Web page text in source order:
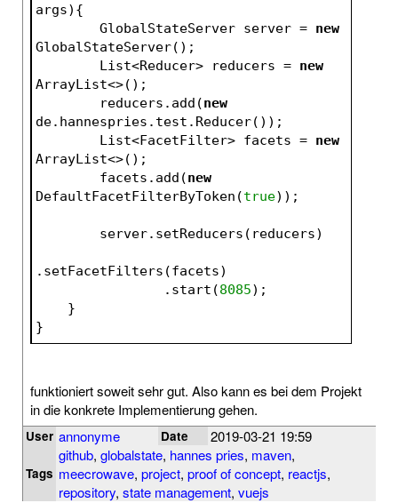
args) {
        GlobalStateServer server =
new
GlobalStateServer();
        List<Reducer> reducers =
new
ArrayList<>();
        reducers.add(
new
de.hannespries.test.Reducer());
        List<FacetFilter> facets =
new
ArrayList<>();
        facets.add(
new
DefaultFacetFilterByToken(true));
        server.setReducers(reducers)
.setFacetFilters(facets)
                .start(
8085);
    }
}
funktioniert soweit sehr gut. Also kann es bei dem Projekt
in die konkrete Implementierung gehen.
User annonyme Date 2019-03-21 19:59
Tags
github, globalstate, hannes pries, maven,
meecrowave, project, proof of concept, reactjs,
repository, state management, vuejs